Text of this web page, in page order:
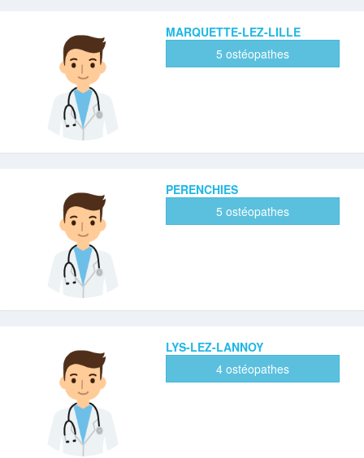
MARQUETTE-LEZ-LILLE
5 ostéopathes
PERENCHIES
5 ostéopathes
LYS-LEZ-LANNOY
4 ostéopathes